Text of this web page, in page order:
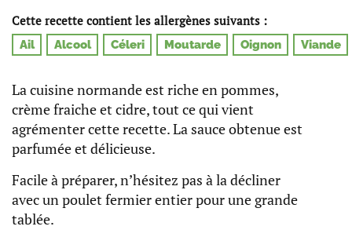
Cette recette contient les allergènes suivants :
Ail Alcool Céleri Moutarde Oignon Viande
La cuisine normande est riche en pommes,
crème fraiche et cidre, tout ce qui vient
agrémenter cette recette. La sauce obtenue est
parfumée et délicieuse.
Facile à préparer, n’hésitez pas à la décliner
avec un poulet fermier entier pour une grande
tablée.